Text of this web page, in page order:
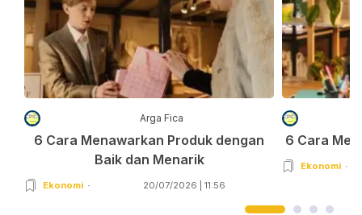
Arga Fica
6 Cara Menawarkan Produk dengan
Baik dan Menarik
Ekonomi 20/07/2026 | 11:56
6 Cara
Ekonomi